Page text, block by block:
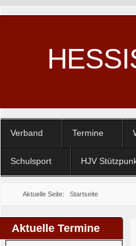
Verband Termine
Schulsport HJV
Aktuelle Seite: Startseite
Aktuelle Termine